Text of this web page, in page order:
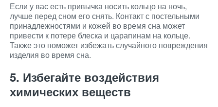
Если у вас есть привычка носить кольцо на ночь,
лучше перед сном его снять. Контакт с постельными
принадлежностями и кожей во время сна может
привести к потере блеска и царапинам на кольце.
Также это поможет избежать случайного повреждения
изделия во время сна.
5. Избегайте воздействия
химических веществ